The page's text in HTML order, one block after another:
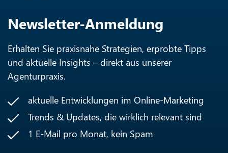
Newsletter-Anmeldung
Erhalten Sie praxisnahe Strategien, erprobte Tipps
und aktuelle Insights – direkt aus unserer
Agenturpraxis.
aktuelle Entwicklungen im Online-Marketing
Trends & Updates, die wirklich relevant sind
1 E-Mail pro Monat, kein Spam